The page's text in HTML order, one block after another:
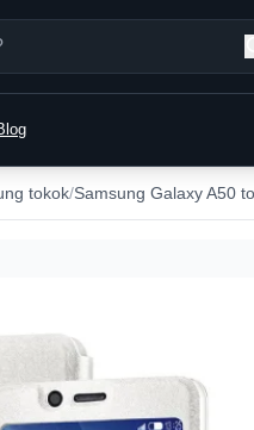
tokok Samsung Galaxy A50